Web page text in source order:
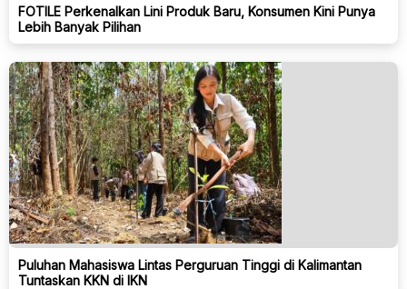
FOTILE Perkenalkan Lini Produk Baru, Konsumen Kini Punya
Lebih Banyak Pilihan
Puluhan Mahasiswa Lintas Perguruan Tinggi di Kalimantan
Tuntaskan KKN di IKN